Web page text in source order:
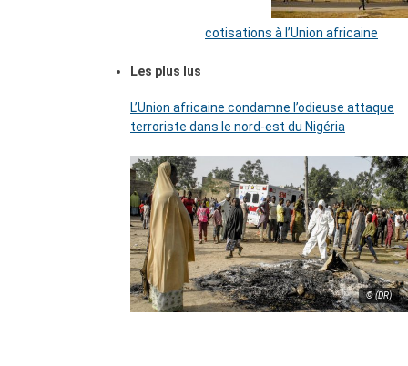
cotisations à l’Union africaine
Les plus lus
L’Union africaine condamne l’odieuse attaque
terroriste dans le nord-est du Nigéria
© (DR)